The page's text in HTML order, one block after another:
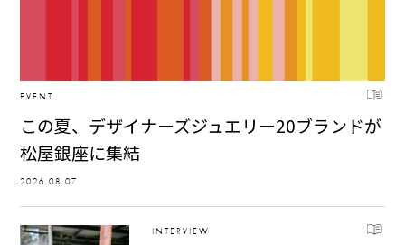
EVENT
この夏、デザイナーズジュエリー20ブランドが
松屋銀座に集結
2026.08.07
INTERVIEW